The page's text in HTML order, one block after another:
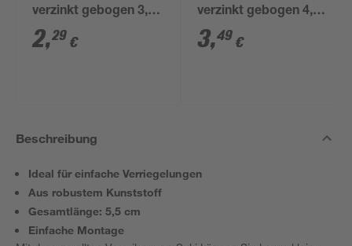
verzinkt gebogen 3,5
cm
2,29 €
verzinkt gebogen 4,5
cm
3,49 €
Beschreibung
Ideal für einfache Verriegelungen
Aus robustem Kunststoff
Gesamtlänge: 5,5 cm
Einfache Montage